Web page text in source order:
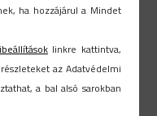
ha hozzájárul a Mindet
linkre kattintva,
az Adatvédelmi
a bal alsó sarokban